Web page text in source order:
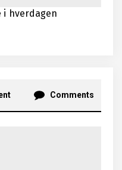
i hverdagen
Comments